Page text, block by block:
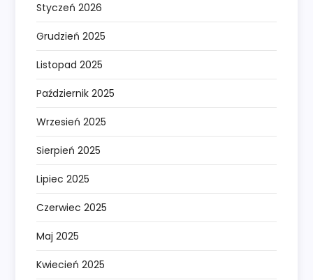
Styczeń 2026
Grudzień 2025
Listopad 2025
Październik 2025
Wrzesień 2025
Sierpień 2025
Lipiec 2025
Czerwiec 2025
Maj 2025
Kwiecień 2025